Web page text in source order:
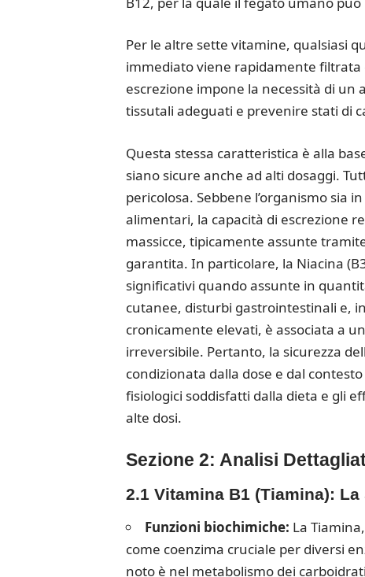
Per le altre sette vitamine, qualsiasi
immediato viene rapidamente
escrezione impone la necessità di
tissutali adeguati e prevenire stati di
Questa stessa caratteristica è alla
siano sicure anche ad alti dosaggi.
pericolosa. Sebbene l’organismo sia
alimentari, la capacità di escrezione
massicce, tipicamente assunte
garantita. In particolare, la Niacina
significativi quando assunte in
cutanee, disturbi gastrointestinali e,
cronicamente elevati, è associata a
irreversibile. Pertanto, la sicurezza
condizionata dalla dose e dal
fisiologici soddisfatti dalla dieta e gli
alte dosi.
Sezione 2: Analisi
2.1 Vitamina B1 (Tiamina):
Funzioni biochimiche: La
come coenzima cruciale per diversi
noto è nel metabolismo dei